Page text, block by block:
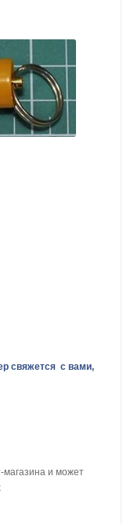
свяжется с вами,
магазина и может